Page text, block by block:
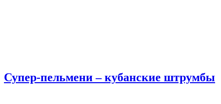
Супер-пельмени – кубанские штрумбы